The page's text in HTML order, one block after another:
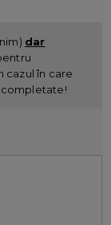
dar
cazul în care
completate!